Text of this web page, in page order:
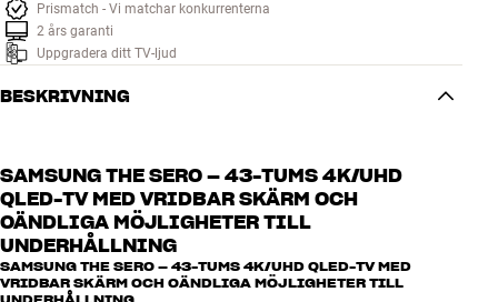
Prismatch - Vi matchar konkurrenterna
2 års garanti
Uppgradera ditt TV-ljud
BESKRIVNING
SAMSUNG THE SERO – 43-TUMS 4K/UHD
QLED-TV MED VRIDBAR SKÄRM OCH
OÄNDLIGA MÖJLIGHETER TILL
UNDERHÅLLNING
SAMSUNG THE SERO – 43-TUMS 4K/UHD QLED-TV MED
VRIDBAR SKÄRM OCH OÄNDLIGA MÖJLIGHETER TILL